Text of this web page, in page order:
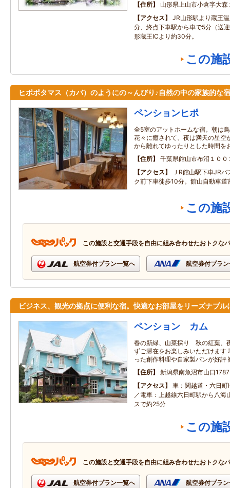
住所
山形県上山市小倉字大
アクセス
JR山形駅より蔵王
分、終点下車駅から車で5分（送
形蔵王ICより約30分。
この施
ヒポポタマス（カバ）のようにの～んびり♪自然の中の家族的な宿
ペンションヒポ
全5室のアットホームな宿。朝は
花々に癒されて、夜は満天の星
から離れてゆったりとした時間を
住所
千葉県館山市布沼１００
アクセス
ＪR館山駅下車JR
ク前下車徒歩10分。館山自動車道
この施
この施設と交通手段を自由に組み合わせたおトクな
航空券付プラン一覧へ 航空券付プラ
ビジネス、観光の拠点に便利な宿。快適なお部屋をリーズナブル
ペンション カム
春の新緑、山菜採り 秋の紅葉、
ずご滞在をお楽しみいただけます
った創作料理や自家製パンが好評
住所
新潟県南魚沼市山口
アクセス
車：関越道・六日
／電車：上越線六日町駅から八海
スで約25分
この施
この施設と交通手段を自由に組み合わせたおトクな
航空券付プラン一覧へ 航空券付プラ